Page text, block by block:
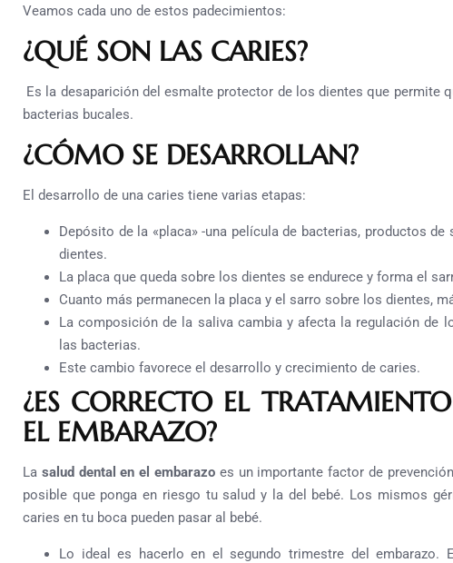
Veamos cada uno de estos padecimientos:
¿QUÉ SON LAS CARIES?
Es la desaparición del esmalte protector de los dientes que permite
bacterias bucales.
¿CÓMO SE DESARROLLAN?
El desarrollo de una caries tiene varias etapas:
Depósito de la «placa» -una película de bacterias, productos
dientes.
La placa que queda sobre los dientes se endurece y forma el
Cuanto más permanecen la placa y el sarro sobre los dientes,
La composición de la saliva cambia y afecta la regulación de
las bacterias.
Este cambio favorece el desarrollo y crecimiento de caries.
¿ES CORRECTO EL
EL EMBARAZO?
La salud dental en el embarazo es un importante factor de
posible que ponga en riesgo tu salud y la del bebé. Los mismos
caries en tu boca pueden pasar al bebé.
Lo ideal es hacerlo en el segundo trimestre del embarazo.